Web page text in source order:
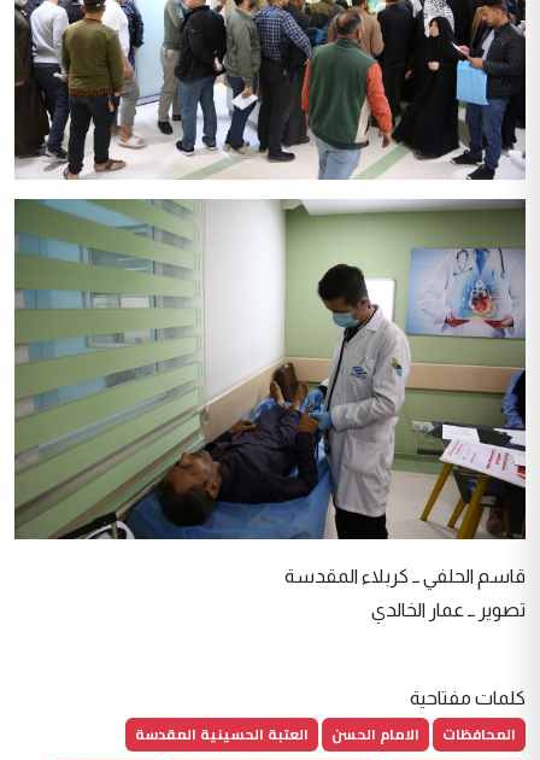
قاسم الحلفي ــ كربلاء المقدسة
تصوير ــ عمار الخالدي
كلمات مفتاحية
المحافظات الامام الحسن
العتبة الحسينية المقدسة